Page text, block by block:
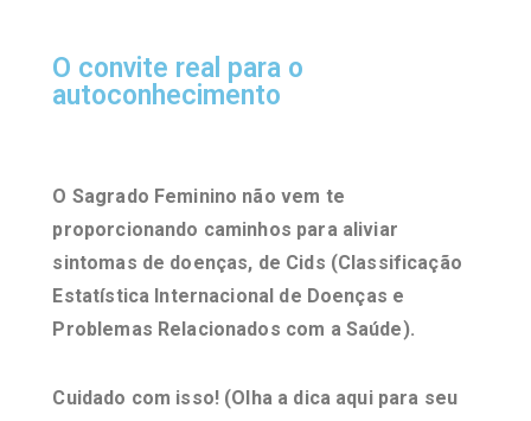
O convite real para o
autoconhecimento
O Sagrado Feminino não vem te
proporcionando caminhos para aliviar
sintomas de doenças, de Cids (Classificação
Estatística Internacional de Doenças e
Problemas Relacionados com a Saúde).
Cuidado com isso! (Olha a dica aqui para seu